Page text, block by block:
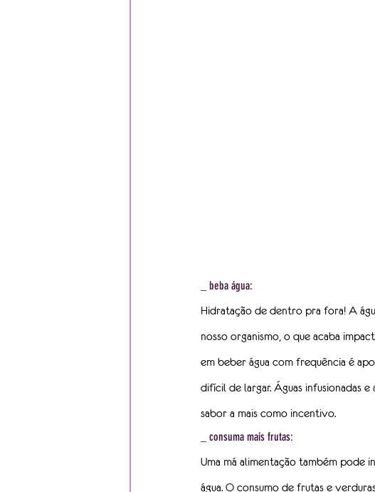
_ beba água:
Hidratação de dentro pra fora! A
nosso organismo, o que acaba
em beber água com frequência é
difícil de largar. Águas infusionadas
sabor a mais como incentivo.
_ consuma mais frutas:
Uma má alimentação também pode
água. O consumo de frutas e